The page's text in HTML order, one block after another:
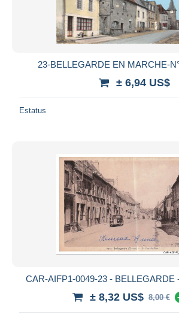
23-BELLEGARDE EN MARCHE-
± 6,94 US$
Estatus
CAR-AIFP1-0049-23 - BELLEGARDE
± 8,32 US$ 8,00 €